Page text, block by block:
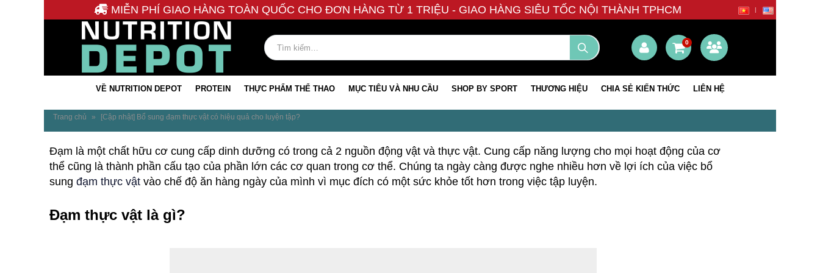
MIỄN PHÍ GIAO HÀNG TOÀN QUỐC CHO ĐƠN HÀNG TỪ 1 TRIỆU - GIAO HÀNG SIÊU TỐC NỘI THÀNH TPHCM
0
VỀ NUTRITION DEPOT PROTEIN THỰC PHẨM THỂ THAO MỤC TIÊU VÀ NHU CẦU SHOP BY SPORT THƯƠNG HIỆU CHIA SẺ KIẾN THỨC LIÊN HỆ
Trang chủ » [Cập nhật] Bổ sung đạm thực vật có hiệu quả cho luyện tập?
Đạm là một chất hữu cơ cung cấp dinh dưỡng có trong cả 2 nguồn động vật và thực vật. Cung cấp năng lượng cho mọi hoạt động của cơ
thể cũng là thành phần cấu tạo của phần lớn các cơ quan trong cơ thể. Chúng ta ngày càng được nghe nhiều hơn về lợi ích của việc bổ
sung đạm thực vật vào chế độ ăn hàng ngày của mình vì mục đích có một sức khỏe tốt hơn trong việc tập luyện.
Đạm thực vật là gì?